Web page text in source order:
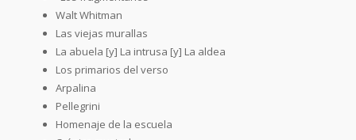
Walt Whitman
Las viejas murallas
La abuela [y] La intrusa [y] La aldea
Los primarios del verso
Arpalina
Pellegrini
Homenaje de la escuela